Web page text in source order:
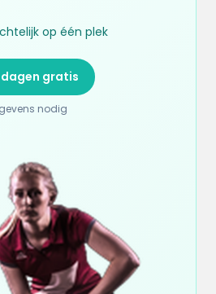
op één plek
dagen gratis
nodig